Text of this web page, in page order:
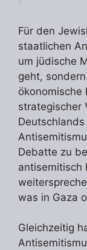
Für den
staatlichen
um jüdische
geht,
ökonomische
strategischer
Debatte zu
antisemitisch
was in Gaza
Gleichzeitig